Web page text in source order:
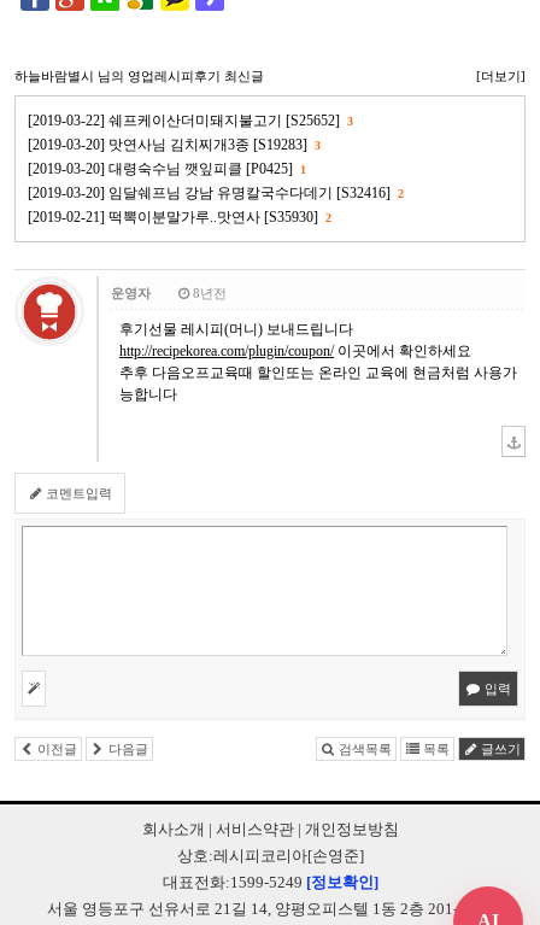
하늘바람별시 님의 영업레시피후기 최신글 [더보기]
[2019-03-22] 쉐프케이산더미돼지불고기 [S25652] 3
[2019-03-20] 맛연사님 김치찌개3종 [S19283] 3
[2019-03-20] 대령숙수님 깻잎피클 [P0425] 1
[2019-03-20] 임달쉐프님 강남 유명칼국수다데기 [S32416] 2
[2019-02-21] 떡뽁이분말가루..맛연사 [S35930] 2
운영자 8년전
후기선물 레시피(머니) 보내드립니다
http://recipekorea.com/plugin/coupon/이곳에서 확인하세요
추후 다음오프교육때 할인또는 온라인 교육에 현금처럼 사용가
능합니다
코멘트입력
입력
이전글 다음글 검색목록 목록 글쓰기
회사소개 | 서비스약관| 개인정보방침
상호:레시피코리아[손영준]
대표전화:1599-5249 [정보확인]
서울 영등포구 선유서로 21길 14, 양평오피스텔 1동 2층 201-B248
AI